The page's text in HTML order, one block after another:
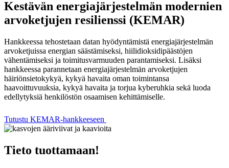
Kestävän energiajärjestelmän modernien
arvoketjujen resilienssi (KEMAR)
Hankkeessa tehostetaan datan hyödyntämistä energiajärjestelmän
arvoketjuissa energian säästämiseksi, hiilidioksidipäästöjen
vähentämiseksi ja toimitusvarmuuden parantamiseksi. Lisäksi
hankkeessa parannetaan energiajärjestelmän arvoketjujen
häiriönsietokykyä, kykyä havaita oman toimintansa
haavoittuvuuksia, kykyä havaita ja torjua kyberuhkia sekä luoda
edellytyksiä henkilöstön osaamisen kehittämiselle.
Tutustu KEMAR-hankkeeseen
Tieto tuottamaan!